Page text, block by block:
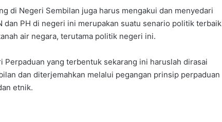
di Negeri Sembilan juga harus mengakui dan menyedari
dan PH di negeri ini merupakan suatu senario politik terbaik
air negara, terutama politik negeri ini.
yang terbentuk sekarang ini haruslah dirasai
dan diterjemahkan melalui pegangan prinsip perpaduan
etnik.